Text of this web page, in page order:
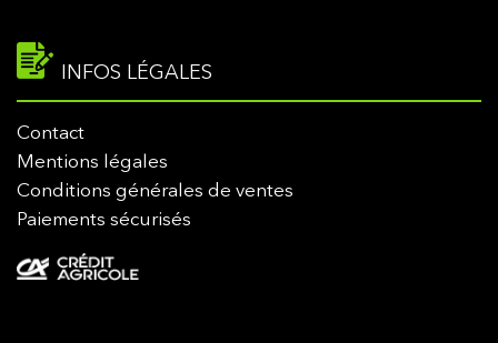
INFOS LÉGALES
Contact
Mentions légales
Conditions générales de ventes
Paiements sécurisés